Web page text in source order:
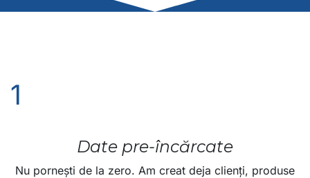
1
Date pre-încărcate
Nu pornești de la zero. Am creat deja clienți, produse